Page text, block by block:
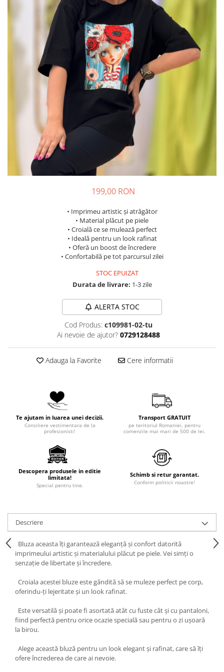
Costume de baie
199,00 RON
• Imprimeu artistic și atrăgător
• Material plăcut pe piele
• Croială ce se mulează perfect
• Ideală pentru un look rafinat
• Oferă un boost de încredere
• Confortabilă pe tot parcursul zilei
STOC EPUIZAT
Durata de livrare: 1-3 zile
ALERTA STOC
Cod Produs: c109981-02-tu
Ai nevoie de ajutor? 0729128488
Adauga la Favorite Cere informatii
Te ajutam in luarea unei decizii.
Consiliere vestimentara de la
profesionisti!
Transport GRATUIT
pe teritoriul Romaniei, pentru
comenzile mai mari de 500 de lei.
Descopera produsele in editie
limitata!
Special pentru tine.
Schimb si retur garantat.
Conform politicii noastre!
Descriere
Bluza aceasta îți garantează eleganță și confort datorită
imprimeului artistic și materialului plăcut pe piele. Vei simți o
senzație de libertate și încredere.
Croiala acestei bluze este gândită să se muleze perfect pe corp,
oferindu-ți lejeritate și un look rafinat.
Este versatilă și poate fi asortată atât cu fuste cât și cu pantaloni,
fiind perfectă pentru orice ocazie specială sau pentru o zi ușoară
la birou.
Alege această bluză pentru un look elegant și rafinat, care să îți
ofere încrederea de care ai nevoie.